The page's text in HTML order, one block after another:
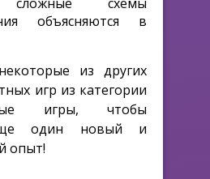
объясняются в
из других
игр из категории
игры, чтобы
один новый и
опыт!